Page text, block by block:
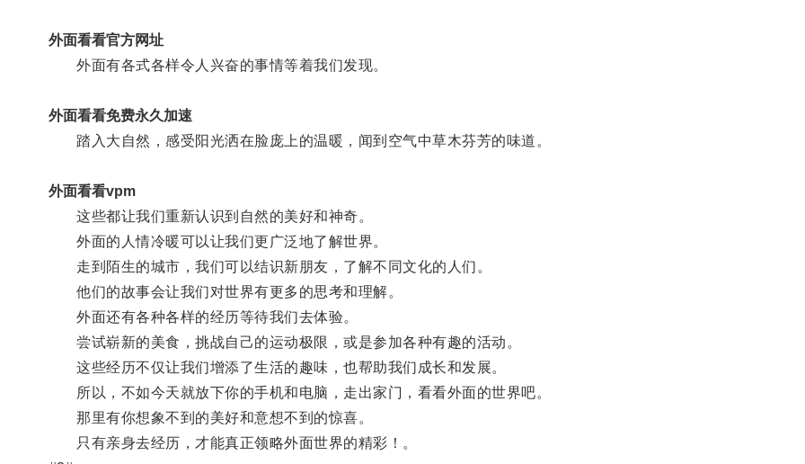
外面看看官方网址
外面有各式各样令人兴奋的事情等着我们发现。
外面看看免费永久加速
踏入大自然，感受阳光洒在脸庞上的温暖，闻到空气中草木芬芳的味道。
外面看看vpm
这些都让我们重新认识到自然的美好和神奇。
外面的人情冷暖可以让我们更广泛地了解世界。
走到陌生的城市，我们可以结识新朋友，了解不同文化的人们。
他们的故事会让我们对世界有更多的思考和理解。
外面还有各种各样的经历等待我们去体验。
尝试崭新的美食，挑战自己的运动极限，或是参加各种有趣的活动。
这些经历不仅让我们增添了生活的趣味，也帮助我们成长和发展。
所以，不如今天就放下你的手机和电脑，走出家门，看看外面的世界吧。
那里有你想象不到的美好和意想不到的惊喜。
只有亲身去经历，才能真正领略外面世界的精彩！。